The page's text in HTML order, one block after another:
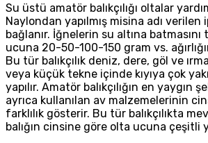
Su üstü amatör balıkçılığı oltalar
Naylondan yapılmış misina adı
bağlanır. İğnelerin su altına
ucuna 20-50-100-150 gram vs.
Bu tür balıkçılık deniz, dere, göl ve
veya küçük tekne içinde kıyıya çok
yapılır. Amatör balıkçılığın en yaygın
ayrıca kullanılan av malzemelerinin
farklılık gösterir. Bu tür balıkçılıkta
balığın cinsine göre olta ucuna çeşitli